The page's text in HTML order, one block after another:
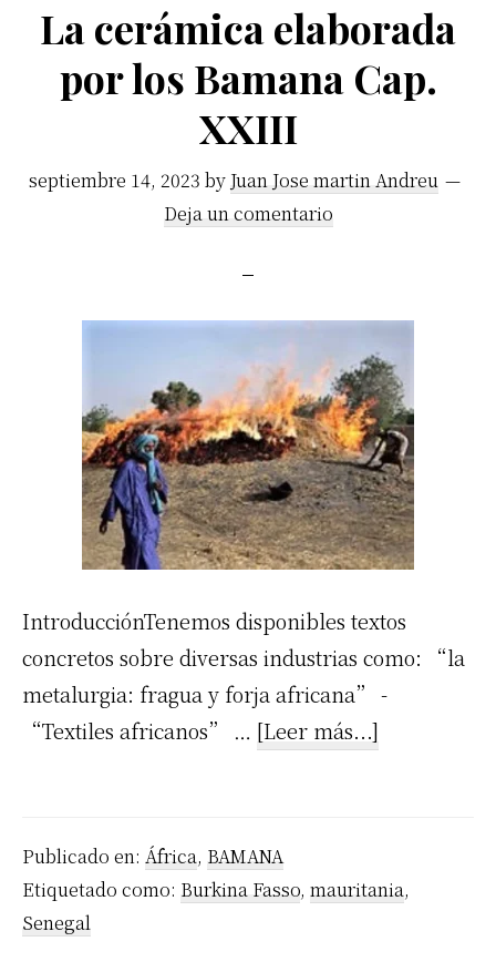
La cerámica elaborada
por los Bamana Cap.
XXIII
septiembre 14, 2023 by Juan Jose martin Andreu
Deja un comentario
IntroducciónTenemos disponibles textos
concretos sobre diversas industrias como: “la
metalurgia: fragua y forja africana” -
“Textiles africanos” … [Leer más...]
por
Publicado en: África, BAMANA
Etiquetado como: Burkina Fasso, mauritania,
Senegal